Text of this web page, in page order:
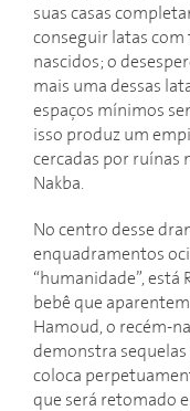
suas casas
conseguir latas
nascidos; o
mais uma dessas
espaços mínimos
isso produz um
cercadas por ruínas
Nakba.
No centro desse
enquadramentos
“humanidade”, está
bebê que
Hamoud, o recém-
demonstra
coloca
que será retomado